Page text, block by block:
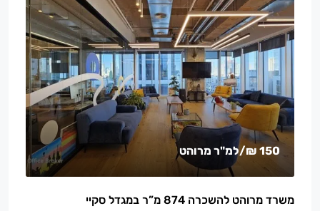
150 ₪ /למ"ר מרוהט
משרד מרוהט להשכרה 874 מ”ר במגדל סקיי